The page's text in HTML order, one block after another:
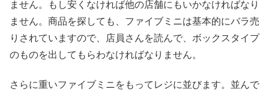
ません。もし安くなければ他の店舗にもいかなければなり
ません。商品を探しても、ファイブミニは基本的にバラ売
りされていますので、店員さんを読んで、ボックスタイプ
のものを出してもらわなければなりません。
さらに重いファイブミニをもってレジに並びます。 並んで